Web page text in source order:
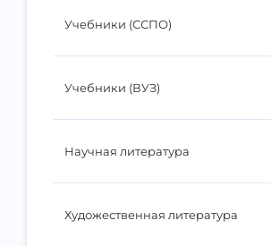
Учебники (ССПО)
Учебники (ВУЗ)
Научная литература
Художественная литература